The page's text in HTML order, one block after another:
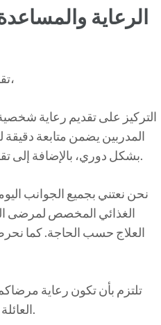
الرعاية
تقدم خدمات رعاية منزلية شاملة ومتخصصة لمرضى القصور الكلوي المزمن،
التركيز على تقديم رعاية
المدربين يضمن متابعة
بشكل دوري، بالإضافة إلى تقديم الدعم النفسي والمعنوي لضمان شعور المريض بالأمان والراحة في بيته.
نحن نعتني بجميع الجوانب
الغذائي المخصص لمرضى
العلاج حسب الحاجة. كما
العائلة لتخفيف العبء عليهم ومساعدتهم على متابعة أحبائهم بأفضل صورة ممكنة.